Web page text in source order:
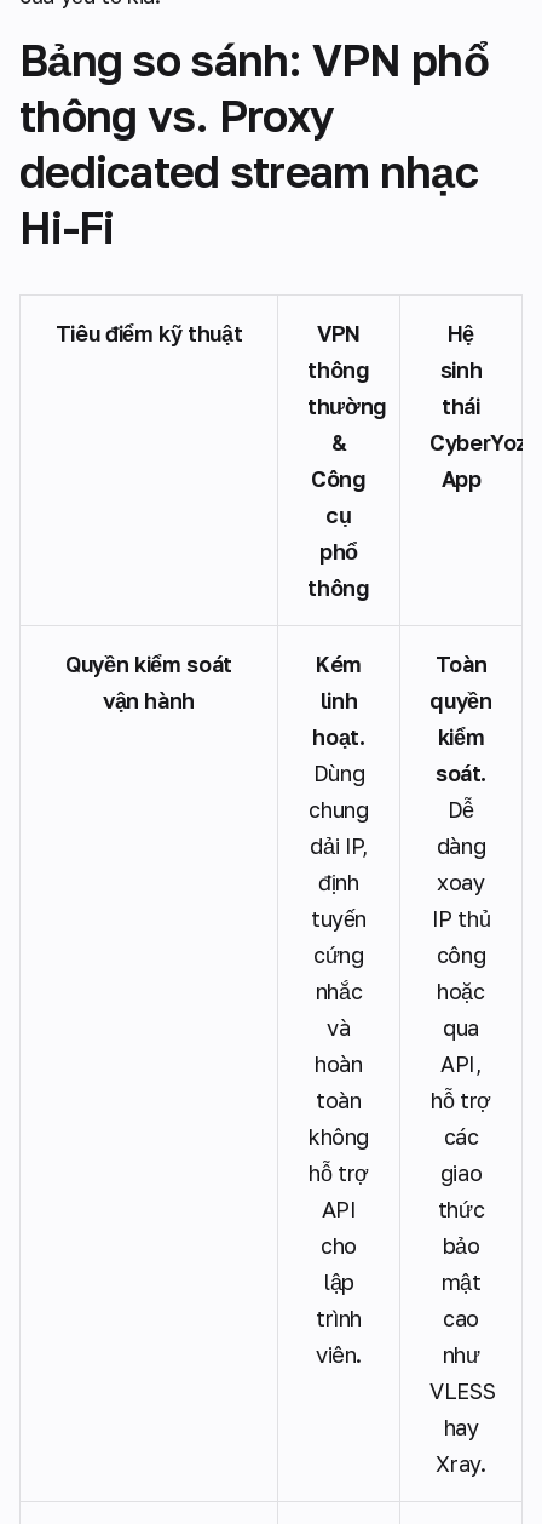
Bảng so sánh: VPN phổ
thông vs. Proxy
dedicated stream nhạc
Hi-Fi
Tiêu điểm kỹ thuật
VPN
thông
thường
&
Công
cụ
phổ
thông
Hệ
sinh
thái
CyberYozh
App
Quyền kiểm soát
vận hành
Kém
linh
hoạt.
Dùng
chung
dải IP,
định
tuyến
cứng
nhắc
và
hoàn
toàn
không
hỗ trợ
API
cho
lập
trình
viên.
Toàn
quyền
kiểm
soát.
Dễ
dàng
xoay
IP thủ
công
hoặc
qua
API,
hỗ trợ
các
giao
thức
bảo
mật
cao
như
VLESS
hay
Xray.